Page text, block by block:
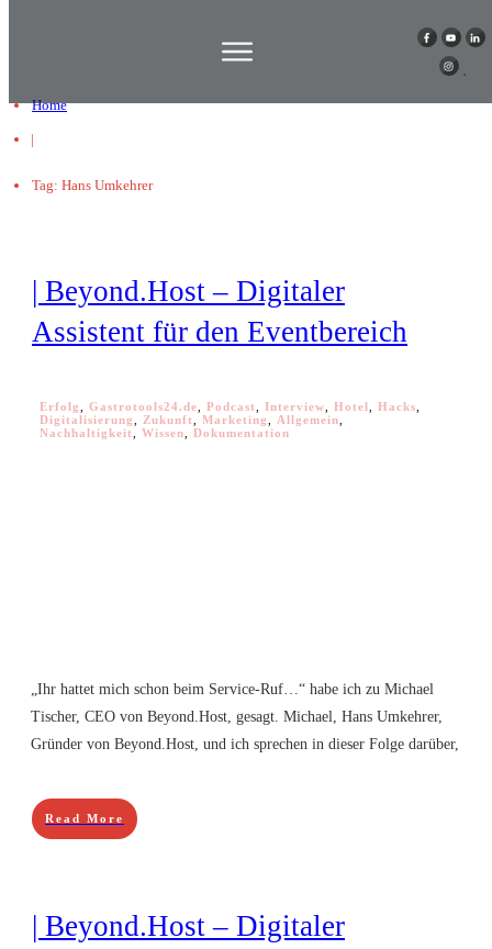
Home
|
Tag: Hans Umkehrer
| Beyond.Host – Digitaler
Assistent für den Eventbereich
Erfolg Gastrotools24.de Podcast Interview Hotel Hacks
Digitalisierung
Zukunft Marketing Allgemein
Nachhaltigkeit
Wissen Dokumentation
„Ihr hattet mich schon beim Service-Ruf…“ habe ich zu Michael
Tischer, CEO von Beyond.Host, gesagt. Michael, Hans Umkehrer,
Gründer von Beyond.Host, und ich sprechen in dieser Folge darüber,
Read More
| Beyond.Host – Digitaler